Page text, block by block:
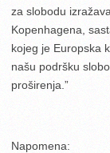
za slobodu
Kopenhagena,
kojeg je Europska
našu podršku
proširenja.”
Napomena: